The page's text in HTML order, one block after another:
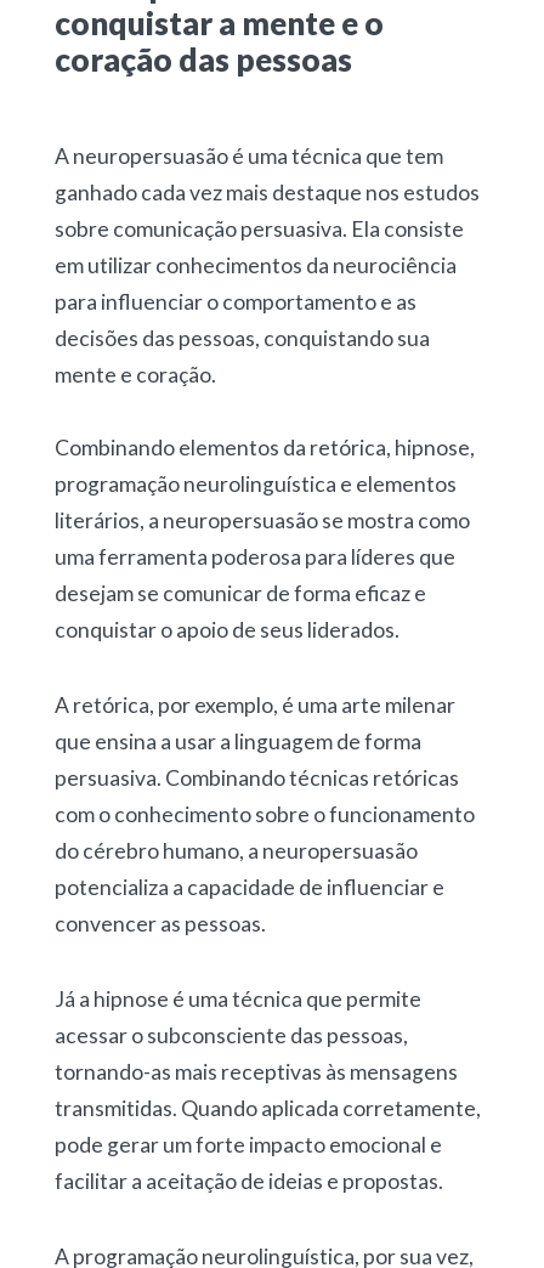
conquistar a mente e o
coração das pessoas
A neuropersuasão é uma técnica que tem
ganhado cada vez mais destaque nos estudos
sobre comunicação persuasiva. Ela consiste
em utilizar conhecimentos da neurociência
para influenciar o comportamento e as
decisões das pessoas, conquistando sua
mente e coração.
Combinando elementos da retórica, hipnose,
programação neurolinguística e elementos
literários, a neuropersuasão se mostra como
uma ferramenta poderosa para líderes que
desejam se comunicar de forma eficaz e
conquistar o apoio de seus liderados.
A retórica, por exemplo, é uma arte milenar
que ensina a usar a linguagem de forma
persuasiva. Combinando técnicas retóricas
com o conhecimento sobre o funcionamento
do cérebro humano, a neuropersuasão
potencializa a capacidade de influenciar e
convencer as pessoas.
Já a hipnose é uma técnica que permite
acessar o subconsciente das pessoas,
tornando-as mais receptivas às mensagens
transmitidas. Quando aplicada corretamente,
pode gerar um forte impacto emocional e
facilitar a aceitação de ideias e propostas.
A programação neurolinguística, por sua vez,